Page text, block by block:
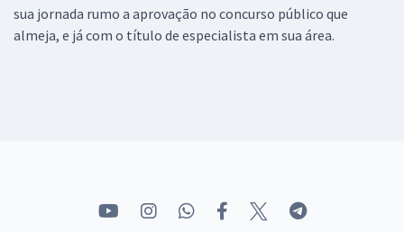
sua jornada rumo a aprovação no concurso público que
almeja, e já com o título de especialista em sua área.